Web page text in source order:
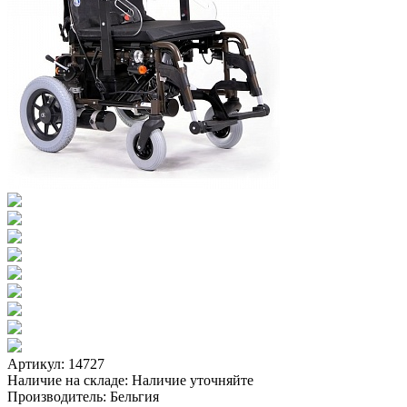
Артикул: 14727
Наличие на складе: Наличие уточняйте
Производитель: Бельгия